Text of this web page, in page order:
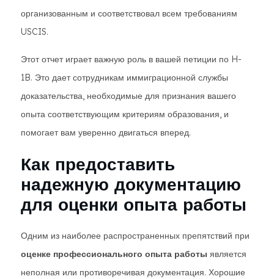
организованным и соответствовал всем требованиям
USCIS.
Этот отчет играет важную роль в вашей петиции по H-
1B. Это дает сотрудникам иммиграционной службы
доказательства, необходимые для признания вашего
опыта соответствующим критериям образования, и
помогает вам уверенно двигаться вперед.
Как предоставить
надежную документацию
для оценки опыта работы
Одним из наиболее распространенных препятствий при
оценке профессионального опыта работы является
неполная или противоречивая документация. Хорошие